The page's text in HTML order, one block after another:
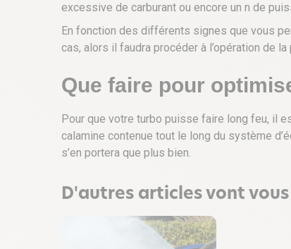
excessive de carburant ou encore un n de
En fonction des différents signes que vous
cas, alors il faudra procéder à l’opération de la
Que faire pour
Pour que votre turbo puisse faire long feu, il
calamine contenue tout le long du système
s’en portera que plus bien.
D'autres articles vont